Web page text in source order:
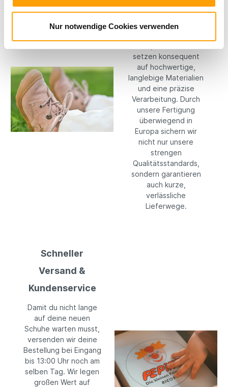
Nur notwendige Cookies verwenden
Materialien
Bei RICOSTA machen
setzen konsequent
auf hochwertige,
langlebige Materialien
und eine präzise
Verarbeitung. Durch
unsere Fertigung
überwiegend in
Europa sichern wir
nicht nur unsere
strengen
Qualitätsstandards,
sondern garantieren
auch kurze,
verlässliche
Lieferwege.
Schneller
Versand &
Kundenservice
Damit du nicht lange
auf deine neuen
Schuhe warten musst,
versenden wir deine
Bestellung bei Eingang
bis 13:00 Uhr noch am
selben Tag. Wir legen
großen Wert auf